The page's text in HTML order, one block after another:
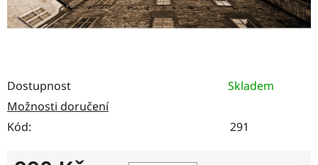
Dostupnost
Skladem
Možnosti doručení
Kód:
291